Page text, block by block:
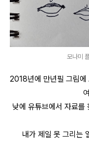
모나미
2018년에 만년필 그림에
낮에 유튜브에서 자료를
내가 제일 못 그리는